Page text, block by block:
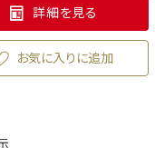
詳細を見る
お気に入りに追加